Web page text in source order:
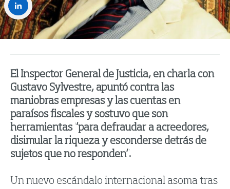
El Inspector General de Justicia, en charla con
Gustavo Sylvestre, apuntó contra las
maniobras empresas y las cuentas en
paraísos fiscales y sostuvo que son
herramientas “para defraudar a acreedores,
disimular la riqueza y esconderse detrás de
sujetos que no responden”.
Un nuevo escándalo internacional asoma tras
LinkedIn